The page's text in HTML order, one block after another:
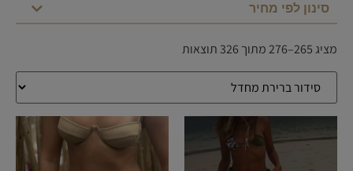
סינון לפי מחיר
מציג 265–276 מתוך 326 תוצאות